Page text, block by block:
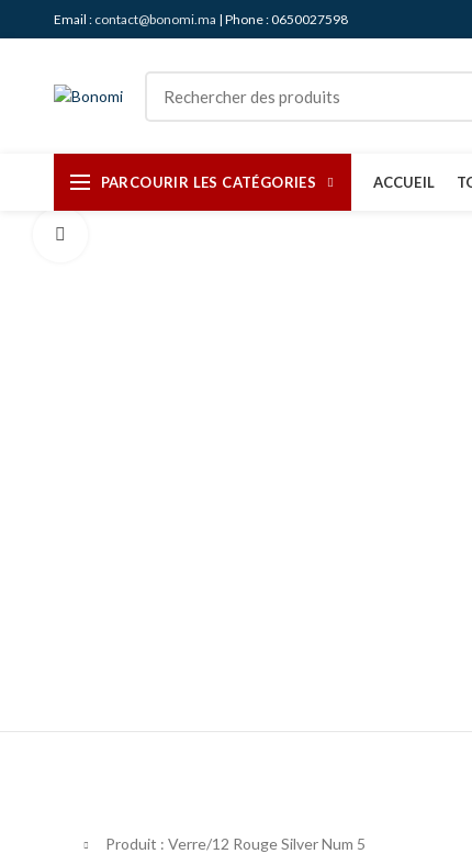
Email : contact@bonomi.ma | Phone : 0650027598
PARCOURIR LES CATÉGORIES ACCUEIL
Produit : Verre/12 Rouge Silver Num 5